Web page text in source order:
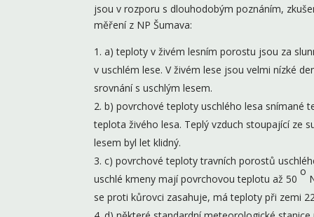
jsou v rozporu s dlouhodobým poznáním,
měření z NP Šumava:
a) teploty v živém lesním porostu jsou za
v uschlém lese. V živém lese jsou velmi nízké
srovnání s uschlým lesem.
b) povrchové teploty uschlého lesa snímané
teplota živého lesa. Teplý vzduch stoupající ze
lesem byl let klidný.
c) povrchové teploty travních porostů
uschlé kmeny mají povrchovou teplotu až 50
o
se proti kůrovci zasahuje, má teploty při zemi